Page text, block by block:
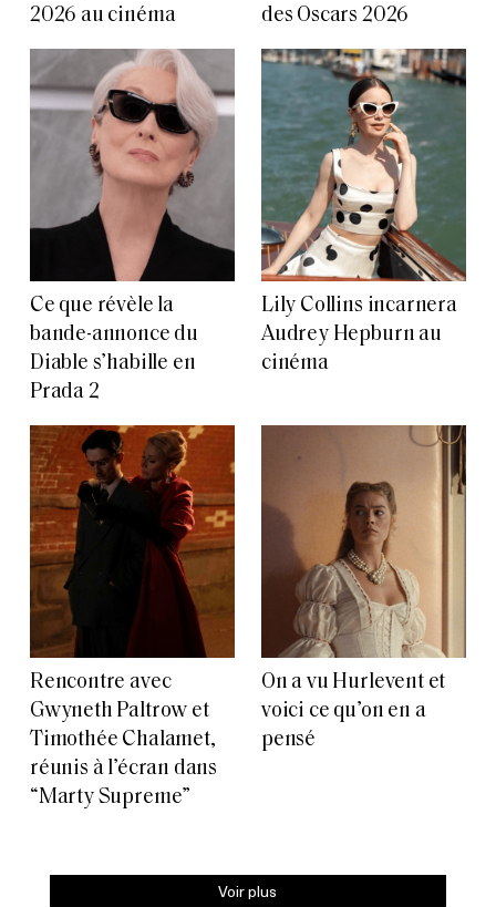
2026 au cinéma
des Oscars 2026
Ce que révèle la
bande-annonce du
Diable s’habille en
Prada 2
Lily Collins incarnera
Audrey Hepburn au
cinéma
Rencontre avec
Gwyneth Paltrow et
Timothée Chalamet,
réunis à l’écran dans
“Marty Supreme”
On a vu Hurlevent et
voici ce qu’on en a
pensé
Voir plus